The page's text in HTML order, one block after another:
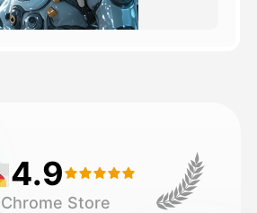
4.9
Chrome Store